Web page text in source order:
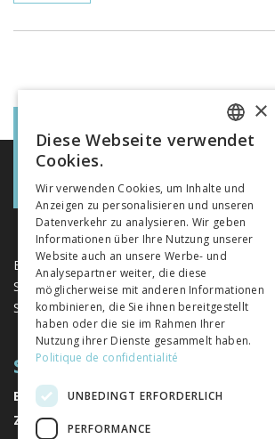
Eine einzigartige Plattform für Bücher und
Schweizer Verlagen im Bereich der Geistes-
Sozialwissenschaften herausgegeben werden.
SITEMAP
BÜCHER
ZEITSCHRIFTEN
FRENCH
ITALIAN
×
Diese Webseite verwendet
Cookies.
Wir verwenden Cookies, um Inhalte und
Anzeigen zu personalisieren und unseren
Datenverkehr zu analysieren. Wir geben
Informationen über Ihre Nutzung unserer
Website auch an unsere Werbe- und
Analysepartner weiter, die diese
möglicherweise mit anderen Informationen
kombinieren, die Sie ihnen bereitgestellt
haben oder die sie im Rahmen Ihrer
Nutzung ihrer Dienste gesammelt haben.
Politique de confidentialité
UNBEDINGT ERFORDERLICH
PERFORMANCE